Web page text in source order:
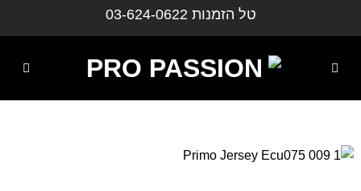
טל הזמנות 03-624-0622